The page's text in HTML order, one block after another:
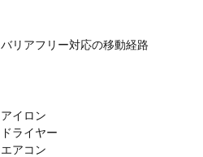
バリアフリー対応の移動経路
アイロン
ドライヤー
エアコン